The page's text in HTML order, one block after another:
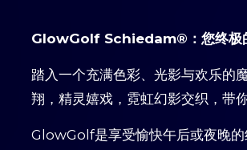
GlowGolf Schiedam®：您终极
踏入一个充满色彩、光影与欢乐的
翔，精灵嬉戏，霓虹幻影交织，带
GlowGolf是享受愉快午后或夜晚